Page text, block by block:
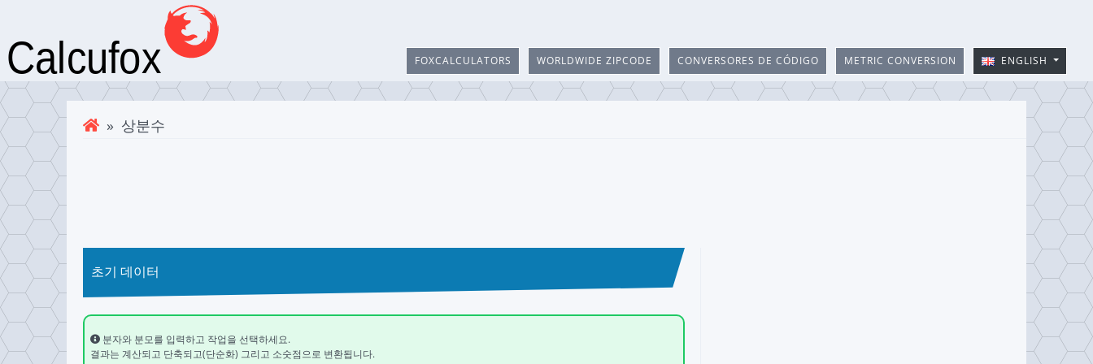
FOXCALCULATORS WORLDWIDE ZIPCODE CONVERSORES DE CÓDIGO METRIC CONVERSION ENGLISH
» 상분수
초기 데이터
분자와 분모를 입력하고 작업을 선택하세요.
결과는 계산되고 단축되고(단순화) 그리고 소숫점으로 변환됩니다.